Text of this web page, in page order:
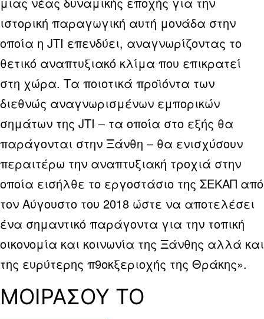
ιστορική παραγωγική αυτή μονάδα στην
οποία η JTI επενδύει, αναγνωρίζοντας το
θετικό αναπτυξιακό κλίμα που επικρατεί
στη χώρα. Τα ποιοτικά προϊόντα των
διεθνώς αναγνωρισμένων εμπορικών
σημάτων της JTΙ – τα οποία στο εξής θα
παράγονται στην Ξάνθη – θα ενισχύσουν
περαιτέρω την αναπτυξιακή τροχιά στην
οποία εισήλθε το εργοστάσιο της ΣΕΚΑΠ από
τον Αύγουστο του 2018 ώστε να αποτελέσει
ένα σημαντικό παράγοντα για την τοπική
οικονομία και κοινωνία της Ξάνθης αλλά και
της ευρύτερης π9οκξεριοχής της Θράκης».
ΜΟΙΡΑΣΟΥ ΤΟ